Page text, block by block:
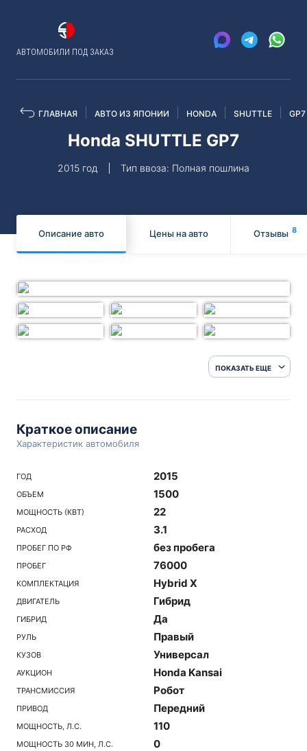
АВТОМОБИЛИ ПОД ЗАКАЗ
ГЛАВНАЯ АВТО ИЗ ЯПОНИИ HONDA SHUTTLE GP7
Honda SHUTTLE GP7
2015 год Тип ввоза: Полная пошлина
Описание авто Цены на авто Отзывы 8
ПОКАЗАТЬ ЕЩЕ
Краткое описание
Характеристик автомобиля
ГОД 2015
ОБЪЕМ 1500
МОЩНОСТЬ (КВТ) 22
РАСХОД 3.1
ПРОБЕГ ПО РФ без пробега
ПРОБЕГ 76000
КОМПЛЕКТАЦИЯ Hybrid X
ДВИГАТЕЛЬ Гибрид
ГИБРИД Да
РУЛЬ Правый
КУЗОВ Универсал
АУКЦИОН Honda Kansai
ТРАНСМИССИЯ Робот
ПРИВОД Передний
МОЩНОСТЬ, Л.С. 110
МОЩНОСТЬ 30 МИН, Л.С. 0